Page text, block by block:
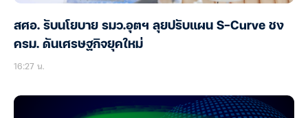
สศอ. รับนโยบาย รมว.อุตฯ ลุยปรับแผน S-Curve ชง
ครม. ดันเศรษฐกิจยุคใหม่
16:27 น.